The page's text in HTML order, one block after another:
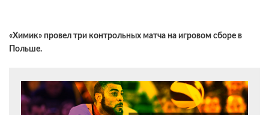
«Химик» провел три контрольных матча на игровом сборе в
Польше.